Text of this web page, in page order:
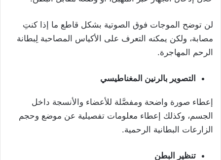
لن توضح الموجات فوق الصوتية بشكل قاطع ما إذا كنتِ
مصابة، ولكن يمكنه التعرف على الأكياس المصاحبة لِبطانة
الرحم المهاجرة.
التصوير بالرنين المغناطيسي
إعطاء صورة واضحة ومفصَّلة للأعضاء والأنسجة داخل
الجسم، وكذلك إعطاء معلومات تفصيلية عن موضع وحجم
الزارعات البطانية الرحمية.
تنظير البطن